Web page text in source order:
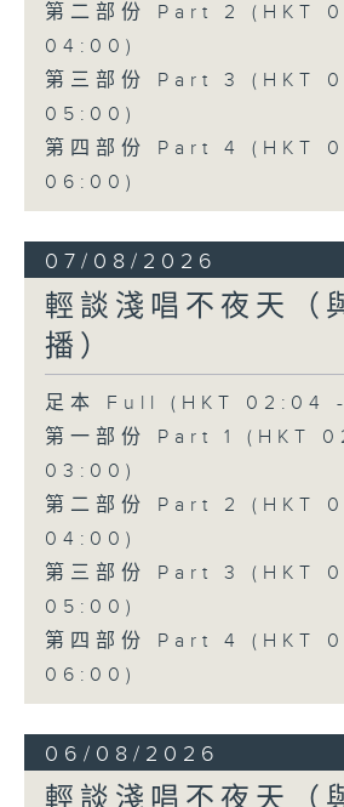
第二部份 Part 2 (HKT
04:00)
第三部份 Part 3 (HKT
05:00)
第四部份 Part 4 (HKT
06:00)
07/08/2026
輕談淺唱不夜天（
播）
足本 Full (HKT 02:04
第一部份 Part 1 (HKT
03:00)
第二部份 Part 2 (HKT
04:00)
第三部份 Part 3 (HKT
05:00)
第四部份 Part 4 (HKT
06:00)
06/08/2026
輕談淺唱不夜天（